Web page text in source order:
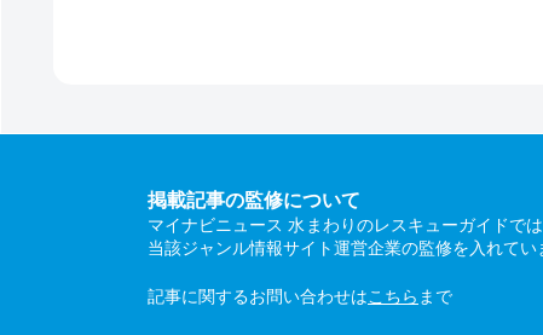
掲載記事の監修について
マイナビニュース 水まわりのレスキューガイドで
当該ジャンル情報サイト運営企業の監修を入れてい
記事に関するお問い合わせはこちら まで